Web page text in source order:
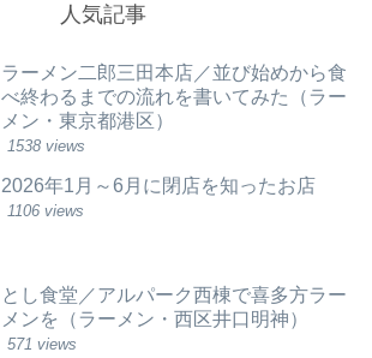
人気記事
ラーメン二郎三田本店／並び始めから食
べ終わるまでの流れを書いてみた（ラー
メン・東京都港区）
1538 views
2026年1月～6月に閉店を知ったお店
1106 views
とし食堂／アルパーク西棟で喜多方ラー
メンを（ラーメン・西区井口明神）
571 views